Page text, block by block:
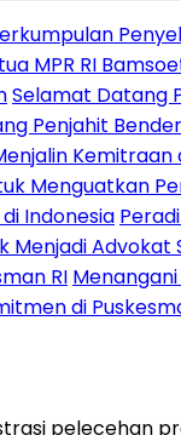
MPR RI
Selamat Datang
Penjahit
Kemitraan
Menguatkan
Indonesia
Menjadi Advokat
RI
di